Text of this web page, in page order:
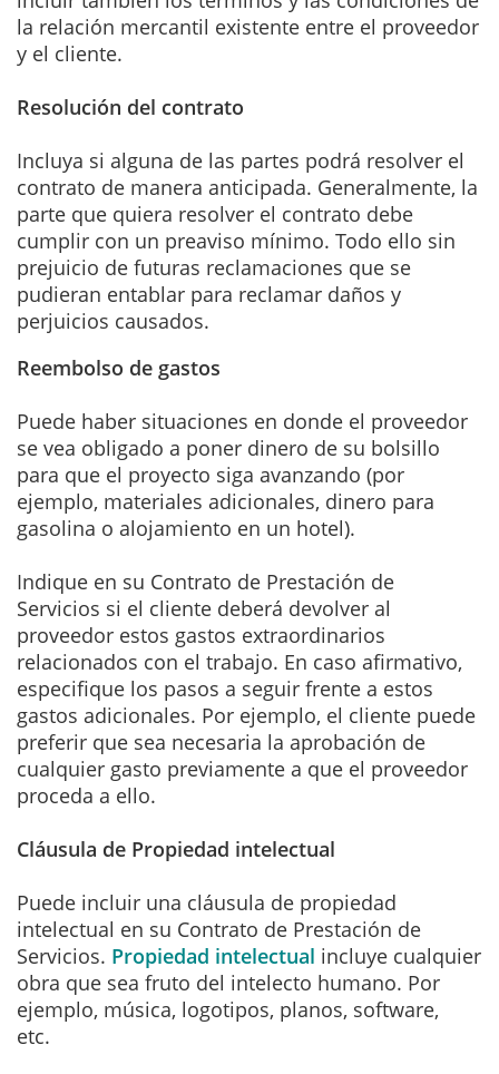
la relación mercantil existente entre el proveedor
y el cliente.
Resolución del contrato
Incluya si alguna de las partes podrá resolver el
contrato de manera anticipada. Generalmente, la
parte que quiera resolver el contrato debe
cumplir con un preaviso mínimo. Todo ello sin
prejuicio de futuras reclamaciones que se
pudieran entablar para reclamar daños y
perjuicios causados.
Reembolso de gastos
Puede haber situaciones en donde el proveedor
se vea obligado a poner dinero de su bolsillo
para que el proyecto siga avanzando (por
ejemplo, materiales adicionales, dinero para
gasolina o alojamiento en un hotel).
Indique en su Contrato de Prestación de
Servicios si el cliente deberá devolver al
proveedor estos gastos extraordinarios
relacionados con el trabajo. En caso afirmativo,
especifique los pasos a seguir frente a estos
gastos adicionales. Por ejemplo, el cliente puede
preferir que sea necesaria la aprobación de
cualquier gasto previamente a que el proveedor
proceda a ello.
Cláusula de Propiedad intelectual
Puede incluir una cláusula de propiedad
intelectual en su Contrato de Prestación de
Servicios. Propiedad intelectual incluye cualquier
obra que sea fruto del intelecto humano. Por
ejemplo, música, logotipos, planos, software,
etc.